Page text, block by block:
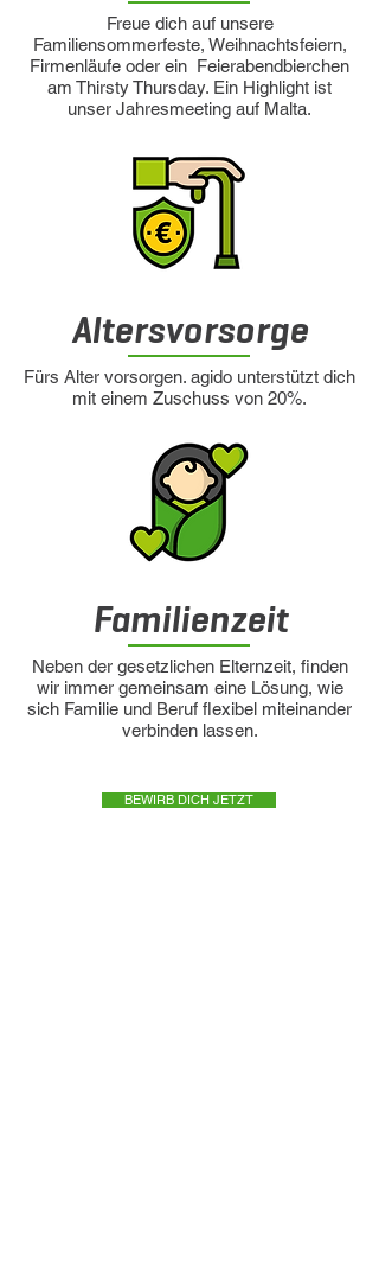
Freue dich auf unsere
Familiensommerfeste, Weihnachtsfeiern,
Firmenläufe oder ein Feierabendbierchen
am Thirsty Thursday. Ein Highlight ist
unser Jahresmeeting auf Malta.
Altersvorsorge
Fürs Alter vorsorgen. agido unterstützt dich
mit einem Zuschuss von 20%.
Familienzeit
Neben der gesetzlichen Elternzeit, finden
wir immer gemeinsam eine Lösung, wie
sich Familie und Beruf flexibel miteinander
verbinden lassen.
BEWIRB DICH JETZT